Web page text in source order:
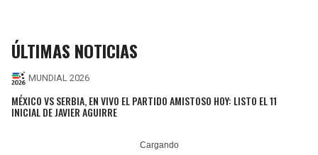
ÚLTIMAS NOTICIAS
MUNDIAL 2026
MÉXICO VS SERBIA, EN VIVO EL PARTIDO AMISTOSO HOY: LISTO EL 11
INICIAL DE JAVIER AGUIRRE